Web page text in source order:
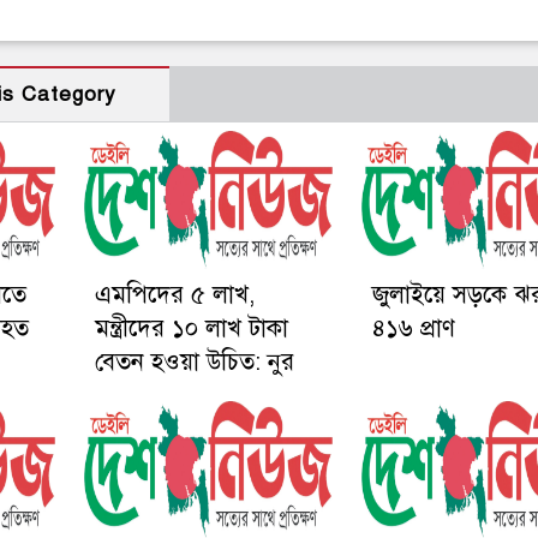
Category
এমপিদের ৫ লাখ,
মন্ত্রীদের ১০ লাখ টাকা
বেতন হওয়া উচিত: নুর
জুলাইয়ে সড়কে
৪১৬ প্রাণ